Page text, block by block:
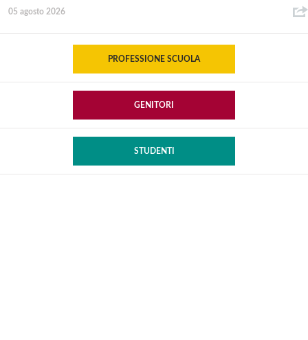
05 agosto 2026
PROFESSIONE SCUOLA
GENITORI
STUDENTI